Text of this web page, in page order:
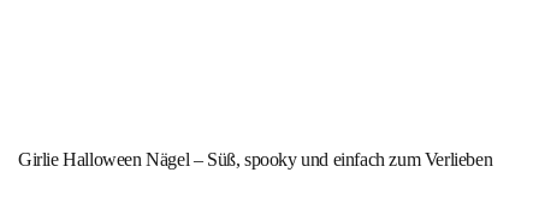
Girlie Halloween Nägel – Süß, spooky und einfach zum Verlieben